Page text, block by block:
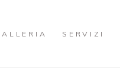
SERVIZI